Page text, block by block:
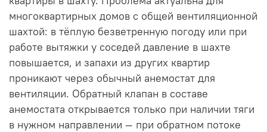
многоквартирных домов с общей вентиляционной
шахтой: в тёплую безветренную погоду или при
работе вытяжки у соседей давление в шахте
повышается, и запахи из других квартир
проникают через обычный анемостат для
вентиляции. Обратный клапан в составе
анемостата открывается только при наличии тяги
в нужном направлении — при обратном потоке